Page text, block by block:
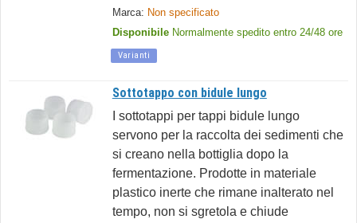
Marca: Non specificato
Disponibile Normalmente spedito entro 24/48 ore
Varianti
Sottotappo con bidule lungo
I sottotappi per tappi bidule lungo
servono per la raccolta dei sedimenti che
si creano nella bottiglia dopo la
fermentazione. Prodotte in materiale
plastico inerte che rimane inalterato nel
tempo, non si sgretola e chiude